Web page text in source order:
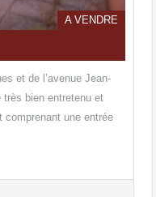
A VENDRE
et de l’avenue Jean-
très bien entretenu et
une entrée